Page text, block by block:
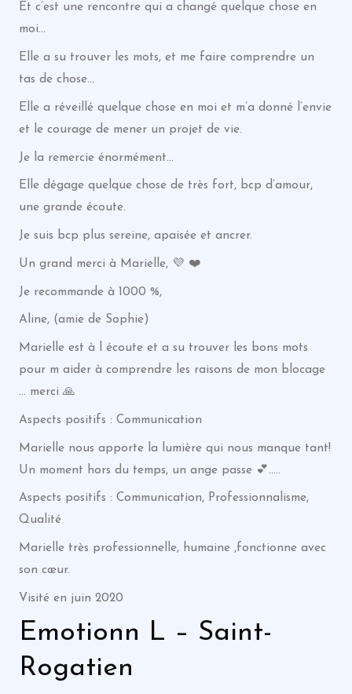
Et c’est une rencontre qui a changé quelque chose en
moi…
Elle a su trouver les mots, et me faire comprendre un
tas de chose…
Elle a réveillé quelque chose en moi et m’a donné l’envie
et le courage de mener un projet de vie.
Je la remercie énormément…
Elle dégage quelque chose de très fort, bcp d’amour,
une grande écoute.
Je suis bcp plus sereine, apaisée et ancrer.
Un grand merci à Marielle, 💜 ❤️
Je recommande à 1000 %,
Aline, (amie de Sophie)
Marielle est à l écoute et a su trouver les bons mots
pour m aider à comprendre les raisons de mon blocage
… merci 🙏
Aspects positifs : Communication
Marielle nous apporte la lumière qui nous manque tant!
Un moment hors du temps, un ange passe 💕…..
Aspects positifs : Communication, Professionnalisme,
Qualité
Marielle très professionnelle, humaine ,fonctionne avec
son cœur.
Visité en juin 2020
Emotionn L – Saint-
Rogatien